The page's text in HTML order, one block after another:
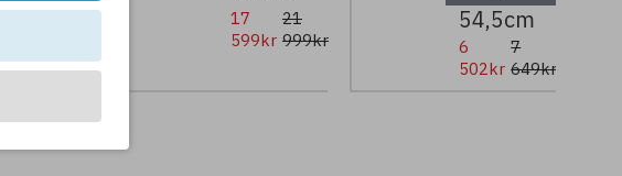
17
599kr
21
999kr
54,5cm
6
502kr
7
649kr